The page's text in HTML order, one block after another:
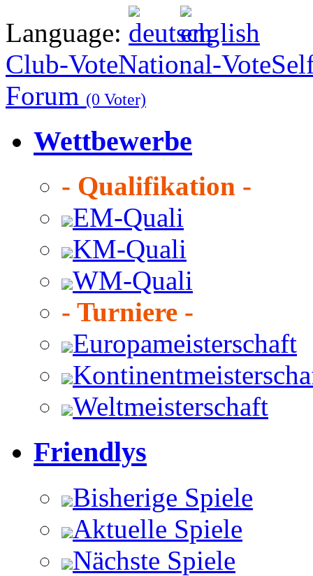
Language:
Club-VoteNational-Vote
Forum (0 Voter)
Wettbewerbe
- Qualifikation -
EM-Quali
KM-Quali
WM-Quali
- Turniere -
Europameisterschaft
Weltmeisterschaft
Friendlys
Bisherige Spiele
Aktuelle Spiele
Nächste Spiele